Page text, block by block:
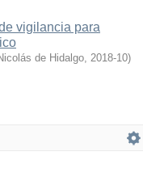
vigilancia para
de Hidalgo, 2018-10)